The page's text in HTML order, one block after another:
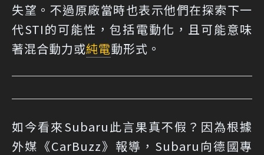
失望。不過原廠當時也表示他們在探索下一
代STI的可能性，包括電動化，且可能意味
著混合動力或純電動形式。
如今看來Subaru此言果真不假？因為根據
外媒《CarBuzz》報導，Subaru向德國專